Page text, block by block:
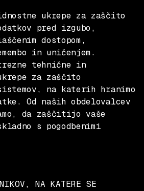
ukrepe za zaščito
pred izgubo,
dostopom,
in uničenjem.
tehnične in
za zaščito
na katerih hranimo
Od naših obdelovalcev
da zaščitijo vaše
s pogodbenimi
NA KATERE SE